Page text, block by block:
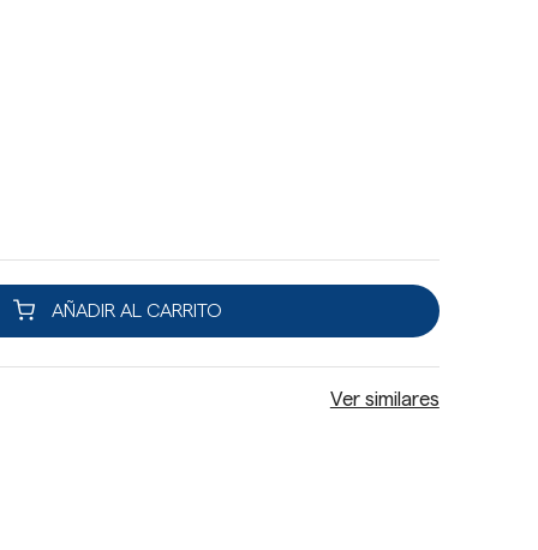
AÑADIR AL CARRITO
Ver similares